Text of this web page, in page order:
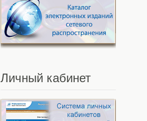
Личный кабинет